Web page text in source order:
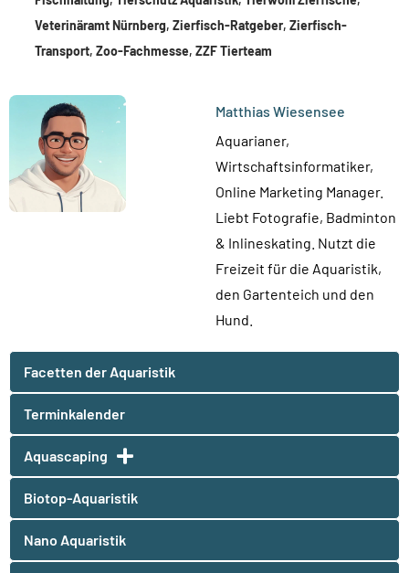
Veterinäramt Nürnberg, Zierfisch-Ratgeber, Zierfisch-
Transport, Zoo-Fachmesse, ZZF Tierteam
Matthias Wiesensee
Aquarianer,
Wirtschaftsinformatiker,
Online Marketing Manager.
Liebt Fotografie, Badminton
& Inlineskating. Nutzt die
Freizeit für die Aquaristik,
den Gartenteich und den
Hund.
Facetten der Aquaristik
Terminkalender
Aquascaping
Biotop-Aquaristik
Nano Aquaristik